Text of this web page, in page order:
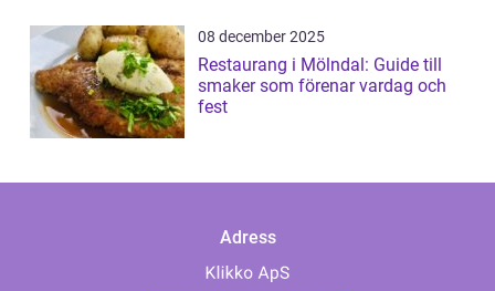
08 december 2025
Restaurang i Mölndal: Guide till
smaker som förenar vardag och
fest
Adress